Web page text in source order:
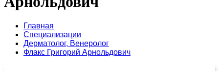
Главная
Специализации
Дерматолог, Венеролог
Флакс Григорий Арнольдович